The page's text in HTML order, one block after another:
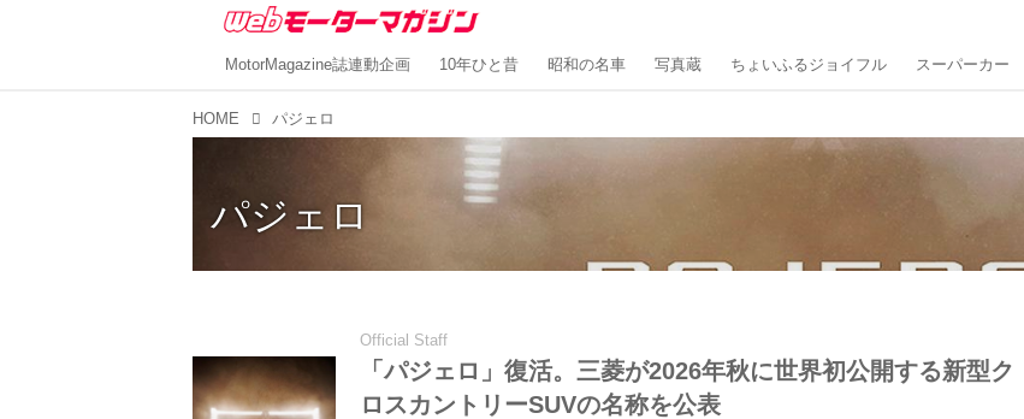
MotorMagazine誌連動企画 10年ひと昔 昭和の名車 写真蔵 ちょいふるジョイフル スーパーカー
HOME パジェロ
パジェロ
Official Staff
「パジェロ」復活。三菱が2026年秋に世界初公開する新型ク
ロスカントリーSUVの名称を公表